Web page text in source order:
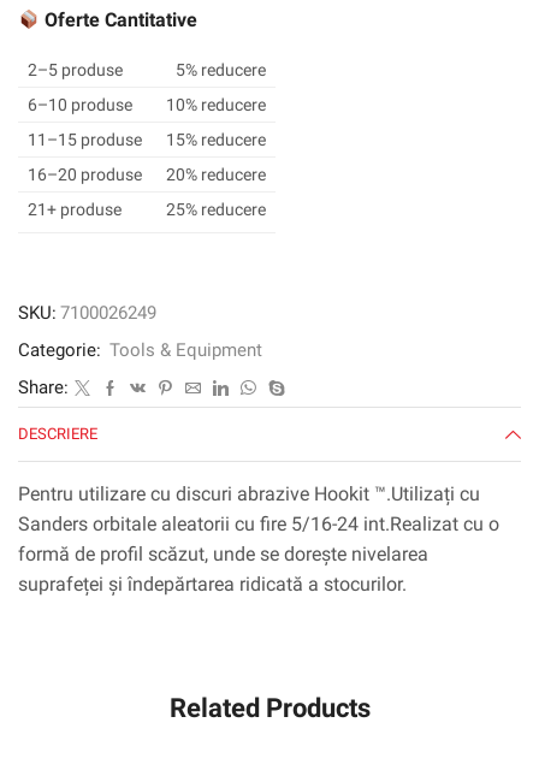
™
™
de
disc
cu
profil
x
mm,
5/16-
24
extern
Oferte Cantitative
2–5 produse
5% reducere
6–10 produse
10% reducere
11–15 produse
15% reducere
16–20 produse
20% reducere
21+ produse
25% reducere
SKU: 7100026249
Categorie: Tools & Equipment
Share:
DESCRIERE
Pentru utilizare cu discuri abrazive Hookit ™.Utilizați cu
Sanders orbitale aleatorii cu fire 5/16-24 int.Realizat cu o
formă de profil scăzut, unde se dorește nivelarea
suprafeței și îndepărtarea ridicată a stocurilor.
Related Products